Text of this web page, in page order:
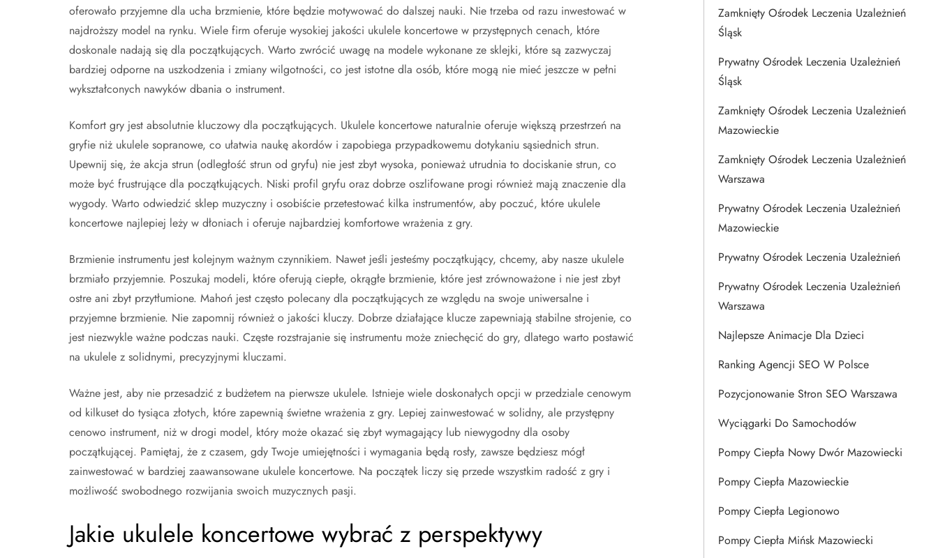
oferowało przyjemne dla ucha brzmienie, które będzie motywować do dalszej nauki. Nie trzeba od razu inwestować w
najdroższy model na rynku. Wiele firm oferuje wysokiej jakości ukulele koncertowe w przystępnych cenach, które
doskonale nadają się dla początkujących. Warto zwrócić uwagę na modele wykonane ze sklejki, które są zazwyczaj
bardziej odporne na uszkodzenia i zmiany wilgotności, co jest istotne dla osób, które mogą nie mieć jeszcze w pełni
wykształconych nawyków dbania o instrument.
Komfort gry jest absolutnie kluczowy dla początkujących. Ukulele koncertowe naturalnie oferuje większą przestrzeń na
gryfie niż ukulele sopranowe, co ułatwia naukę akordów i zapobiega przypadkowemu dotykaniu sąsiednich strun.
Upewnij się, że akcja strun (odległość strun od gryfu) nie jest zbyt wysoka, ponieważ utrudnia to dociskanie strun, co
może być frustrujące dla początkujących. Niski profil gryfu oraz dobrze oszlifowane progi również mają znaczenie dla
wygody. Warto odwiedzić sklep muzyczny i osobiście przetestować kilka instrumentów, aby poczuć, które ukulele
koncertowe najlepiej leży w dłoniach i oferuje najbardziej komfortowe wrażenia z gry.
Brzmienie instrumentu jest kolejnym ważnym czynnikiem. Nawet jeśli jesteśmy początkujący, chcemy, aby nasze ukulele
brzmiało przyjemnie. Poszukaj modeli, które oferują ciepłe, okrągłe brzmienie, które jest zrównoważone i nie jest zbyt
ostre ani zbyt przytłumione. Mahoń jest często polecany dla początkujących ze względu na swoje uniwersalne i
przyjemne brzmienie. Nie zapomnij również o jakości kluczy. Dobrze działające klucze zapewniają stabilne strojenie, co
jest niezwykle ważne podczas nauki. Częste rozstrajanie się instrumentu może zniechęcić do gry, dlatego warto postawić
na ukulele z solidnymi, precyzyjnymi kluczami.
Ważne jest, aby nie przesadzić z budżetem na pierwsze ukulele. Istnieje wiele doskonałych opcji w przedziale cenowym
od kilkuset do tysiąca złotych, które zapewnią świetne wrażenia z gry. Lepiej zainwestować w solidny, ale przystępny
cenowo instrument, niż w drogi model, który może okazać się zbyt wymagający lub niewygodny dla osoby
początkującej. Pamiętaj, że z czasem, gdy Twoje umiejętności i wymagania będą rosły, zawsze będziesz mógł
zainwestować w bardziej zaawansowane ukulele koncertowe. Na początek liczy się przede wszystkim radość z gry i
możliwość swobodnego rozwijania swoich muzycznych pasji.
Jakie ukulele koncertowe wybrać z perspektywy
Zamknięty Ośrodek Leczenia Uzależnień
Śląsk
Prywatny Ośrodek Leczenia Uzależnień
Śląsk
Zamknięty Ośrodek Leczenia Uzależnień
Mazowieckie
Zamknięty Ośrodek Leczenia Uzależnień
Warszawa
Prywatny Ośrodek Leczenia Uzależnień
Mazowieckie
Prywatny Ośrodek Leczenia Uzależnień
Prywatny Ośrodek Leczenia Uzależnień
Warszawa
Najlepsze Animacje Dla Dzieci
Ranking Agencji SEO W Polsce
Pozycjonowanie Stron SEO Warszawa
Wyciągarki Do Samochodów
Pompy Ciepła Nowy Dwór Mazowiecki
Pompy Ciepła Mazowieckie
Pompy Ciepła Legionowo
Pompy Ciepła Mińsk Mazowiecki